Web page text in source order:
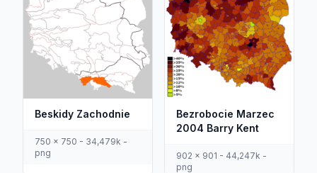
Beskidy Zachodnie
750 x 750 - 34,479k -
png
Bezrobocie Marzec
2004 Barry Kent
902 x 901 - 44,247k -
png